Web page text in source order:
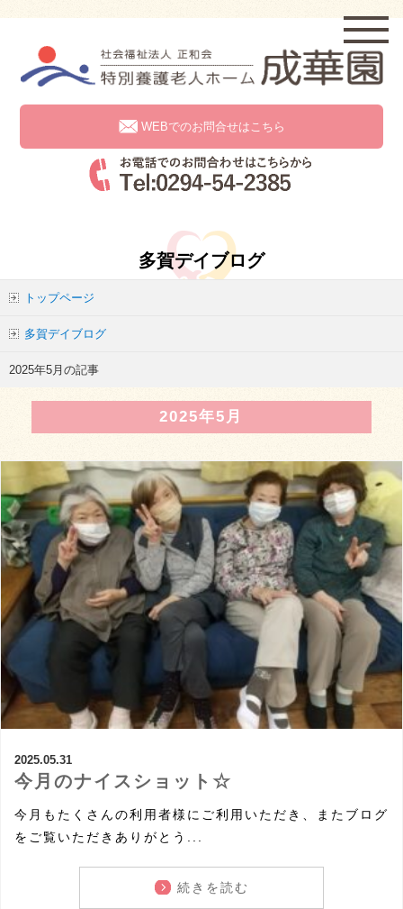
WEBでのお問合せはこちら
多賀デイブログ
トップページ
多賀デイブログ
2025年5月の記事
2025年5月
2025.05.31
今月のナイスショット☆
今月もたくさんの利用者様にご利用いただき、またブログ
をご覧いただきありがとう...
続きを読む